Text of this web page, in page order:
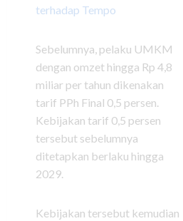
terhadap Tempo
Sebelumnya, pelaku UMKM
dengan omzet hingga Rp 4,8
miliar per tahun dikenakan
tarif PPh Final 0,5 persen.
Kebijakan tarif 0,5 persen
tersebut sebelumnya
ditetapkan berlaku hingga
2029.
Kebijakan tersebut kemudian